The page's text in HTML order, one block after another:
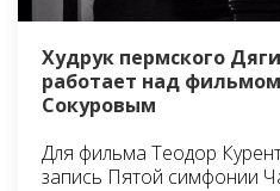
Худрук пермского
работает над
Сокуровым
Для фильма Теодор
запись Пятой симфонии